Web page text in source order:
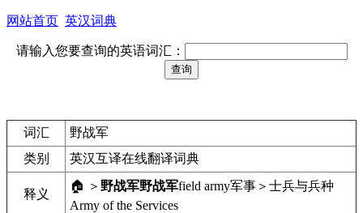
网站首页 英汉词典
请输入您要查询的英语词汇：
词汇
野战军
类别
英汉互译在线翻译词典
释义
🏠 ＞ 野战军野战军field army军事＞士兵与兵种
Army of the Services